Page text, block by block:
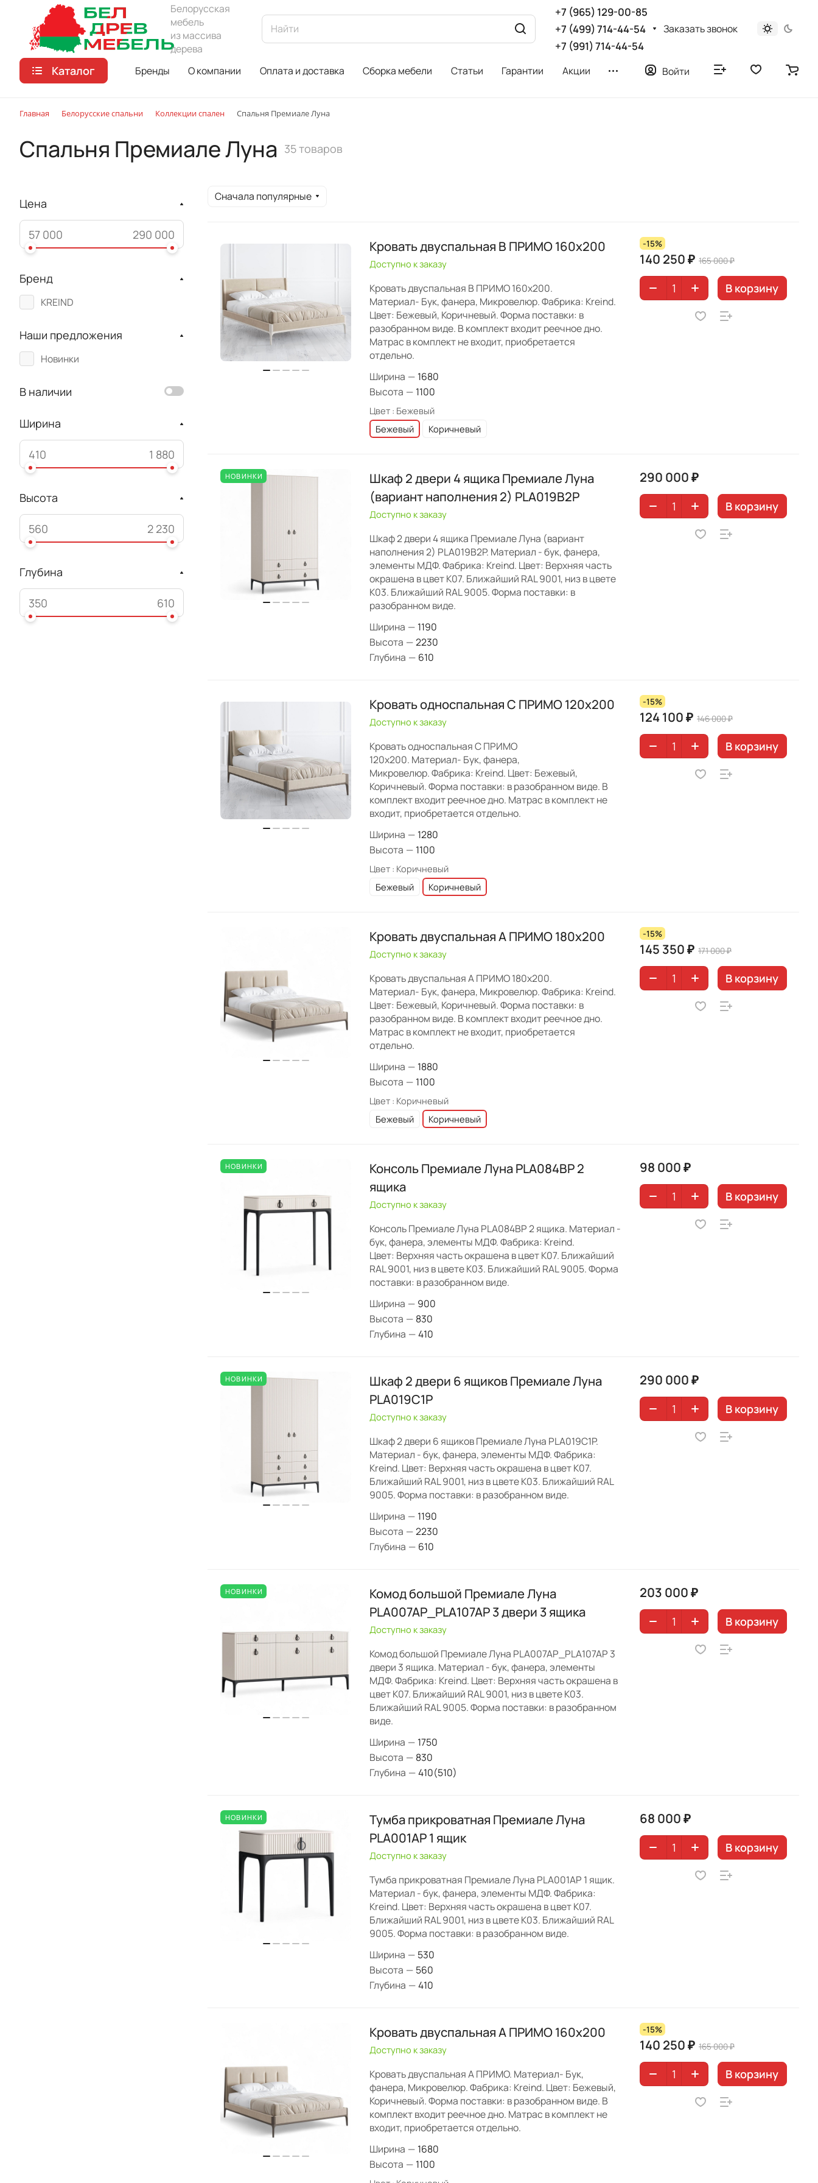
Белорусская
мебель
из массива
дерева
+7 (965) 129-00-85
+7 (499) 714-44-54
+7 (991) 714-44-54
Заказать звонок
Каталог Бренды О компании Оплата и доставка Сборка мебели Статьи Гарантии Акции Войти
Главная Белорусские спальни Коллекции спален Спальня Премиале Луна
Спальня Премиале Луна 35 товаров
Сначала популярные
Кровать двуспальная B ПРИМО 160х200
Доступно к заказу
Кровать двуспальная B ПРИМО 160х200.
Материал- Бук, фанера, Микровелюр. Фабрика: Kreind.
Цвет: Бежевый, Коричневый. Форма поставки: в
разобранном виде. В комплект входит реечное дно.
Матрас в комплект не входит, приобретается
отдельно.
Ширина — 1680
Высота — 1100
Цвет : Бежевый
Бежевый
Коричневый
-15%
140 250 ₽ 165 000 ₽
В корзину
НОВИНКИ
Шкаф 2 двери 4 ящика Премиале Луна
(вариант наполнения 2) PLA019B2P
Доступно к заказу
Шкаф 2 двери 4 ящика Премиале Луна (вариант
наполнения 2) PLA019B2P. Материал - бук, фанера,
элементы МДФ. Фабрика: Kreind. Цвет: Верхняя часть
окрашена в цвет K07. Ближайший RAL 9001, низ в цвете
K03. Ближайший RAL 9005. Форма поставки: в
разобранном виде.
Ширина — 1190
Высота —2230
Глубина — 610
290 000 ₽
В корзину
Кровать односпальная C ПРИМО 120х200
Доступно к заказу
Кровать односпальная C ПРИМО
120х200. Материал- Бук, фанера,
Микровелюр. Фабрика: Kreind. Цвет: Бежевый,
Коричневый. Форма поставки: в разобранном виде. В
комплект входит реечное дно. Матрас в комплект не
входит, приобретается отдельно.
Ширина — 1280
Высота — 1100
Цвет : Коричневый
Бежевый
Коричневый
-15%
124 100 ₽ 146 000 ₽
В корзину
Кровать двуспальная А ПРИМО 180х200
Доступно к заказу
Кровать двуспальная А ПРИМО 180х200.
Материал- Бук, фанера, Микровелюр. Фабрика: Kreind.
Цвет: Бежевый, Коричневый. Форма поставки: в
разобранном виде. В комплект входит реечное дно.
Матрас в комплект не входит, приобретается
отдельно.
Ширина — 1880
Высота — 1100
Цвет : Коричневый
Бежевый
Коричневый
-15%
145 350 ₽ 171 000 ₽
В корзину
НОВИНКИ
Консоль Премиале Луна PLA084BP 2
ящика
Доступно к заказу
Консоль Премиале Луна PLA084BP 2 ящика. Материал -
бук, фанера, элементы МДФ. Фабрика: Kreind.
Цвет: Верхняя часть окрашена в цвет K07. Ближайший
RAL 9001, низ в цвете K03. Ближайший RAL 9005. Форма
поставки: в разобранном виде.
Ширина — 900
Высота — 830
Глубина —410
98 000 ₽
В корзину
НОВИНКИ
Шкаф 2 двери 6 ящиков Премиале Луна
PLA019C1P
Доступно к заказу
Шкаф 2 двери 6 ящиков Премиале Луна PLA019C1P.
Материал - бук, фанера, элементы МДФ. Фабрика:
Kreind. Цвет: Верхняя часть окрашена в цвет K07.
Ближайший RAL 9001, низ в цвете K03. Ближайший RAL
9005. Форма поставки: в разобранном виде.
Ширина — 1190
Высота —2230
Глубина — 610
290 000 ₽
В корзину
НОВИНКИ
Комод большой Премиале Луна
PLA007AP_PLA107AP 3 двери 3 ящика
Доступно к заказу
Комод большой Премиале Луна PLA007AP_PLA107AP 3
двери 3 ящика. Материал - бук, фанера, элементы
МДФ. Фабрика: Kreind. Цвет: Верхняя часть окрашена в
цвет K07. Ближайший RAL 9001, низ в цвете K03.
Ближайший RAL 9005. Форма поставки: в разобранном
виде.
Ширина — 1750
Высота — 830
Глубина —410(510)
203 000 ₽
В корзину
НОВИНКИ
Тумба прикроватная Премиале Луна
PLA001AP 1 ящик
Доступно к заказу
Тумба прикроватная Премиале Луна PLA001AP 1 ящик.
Материал - бук, фанера, элементы МДФ. Фабрика:
Kreind. Цвет: Верхняя часть окрашена в цвет K07.
Ближайший RAL 9001, низ в цвете K03. Ближайший RAL
9005. Форма поставки: в разобранном виде.
Ширина — 530
Высота — 560
Глубина —410
68 000 ₽
В корзину
Кровать двуспальная А ПРИМО 160х200
Доступно к заказу
Кровать двуспальная А ПРИМО. Материал- Бук,
фанера, Микровелюр. Фабрика: Kreind. Цвет: Бежевый,
Коричневый. Форма поставки: в разобранном виде. В
комплект входит реечное дно. Матрас в комплект не
входит, приобретается отдельно.
Ширина — 1680
Высота — 1100
-15%
140 250 ₽ 165 000 ₽
В корзину
Цена
Бренд
KREIND
Наши предложения
Новинки
В наличии
Ширина
Высота
Глубина